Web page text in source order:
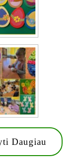
Daugiau
Skaityti
Daugiau